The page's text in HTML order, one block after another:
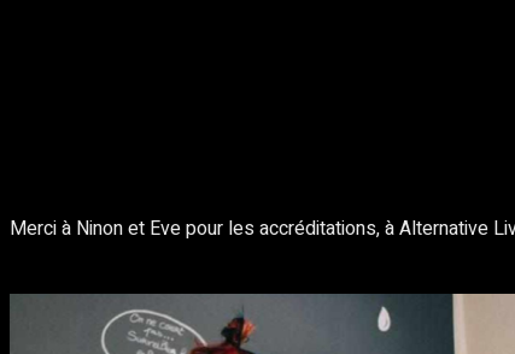
Merci à Ninon et Eve pour les accréditations, à Alternative